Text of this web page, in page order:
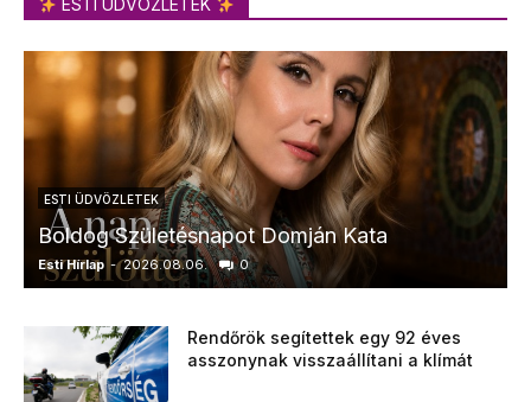
ESTI ÜDVÖZLETEK
ESTI ÜDVÖZLETEK
Boldog Születésnapot Domján Kata
Esti Hírlap - 2026.08.06. 0
Rendőrök segítettek egy 92 éves
asszonynak visszaállítani a klímát